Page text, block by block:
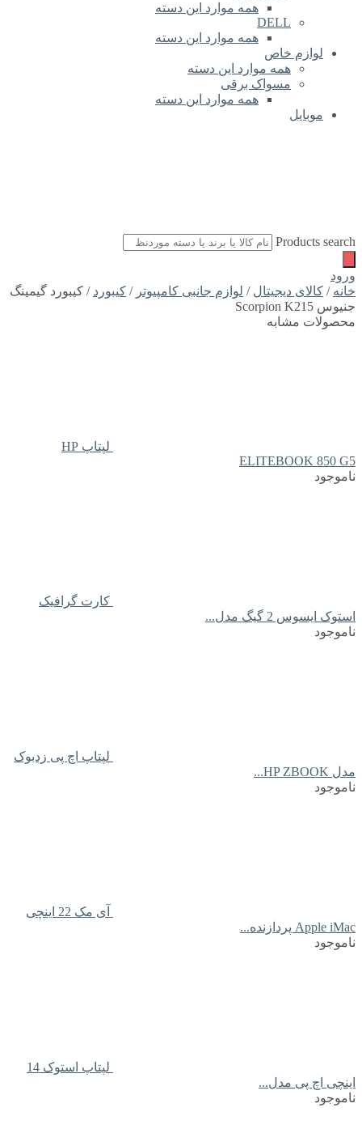
همه موارد این دسته
DELL
همه موارد این دسته
لوازم خاص
همه موارد این دسته
مسواک برقی
همه موارد این دسته
موبایل
Products search
ورود
خانه / کالای دیجیتال / لوازم جانبی کامپیوتر / کیبورد / کیبورد گیمینگ
جنیوس Scorpion K215
محصولات مشابه
لپتاپ HP
ELITEBOOK 850 G5
ناموجود
کارت گرافیک
استوک ایسوس 2 گیگ مدل...
ناموجود
لپتاپ اچ پی زدبوک
مدل HP ZBOOK...
ناموجود
آی مک 22 اینچی
Apple iMac پردازنده...
ناموجود
لپتاپ استوک 14
اینچی اچ پی مدل...
ناموجود